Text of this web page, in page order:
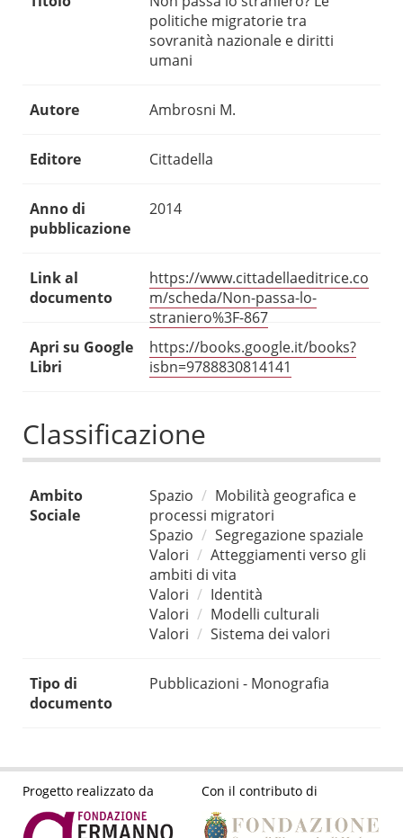
politiche migratorie tra
sovranità nazionale e diritti
umani
Autore Ambrosni M.
Editore Cittadella
Anno di
pubblicazione
2014
Link al
documento
https://www.cittadellaeditrice.co
m/scheda/Non-passa-lo-
straniero%3F-867
Apri su Google
Libri
https://books.google.it/books?
isbn=9788830814141
Classificazione
Ambito
Sociale
Spazio
Mobilità geografica e
processi migratori
Spazio
Segregazione spaziale
Valori
Atteggiamenti verso gli
ambiti di vita
Valori
Identità
Valori
Modelli culturali
Valori
Sistema dei valori
Tipo di
documento
Pubblicazioni - Monografia
Progetto realizzato da Con il contributo di